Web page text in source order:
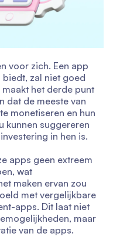
voor zich. Een app
zal niet goed
het derde punt
dat de meeste van
monetiseren en hun
kunnen suggereren
in hen is.
apps geen extreem
wat
maken ervan zou
met vergelijkbare
apps. Dit laat niet
maar
van de apps.